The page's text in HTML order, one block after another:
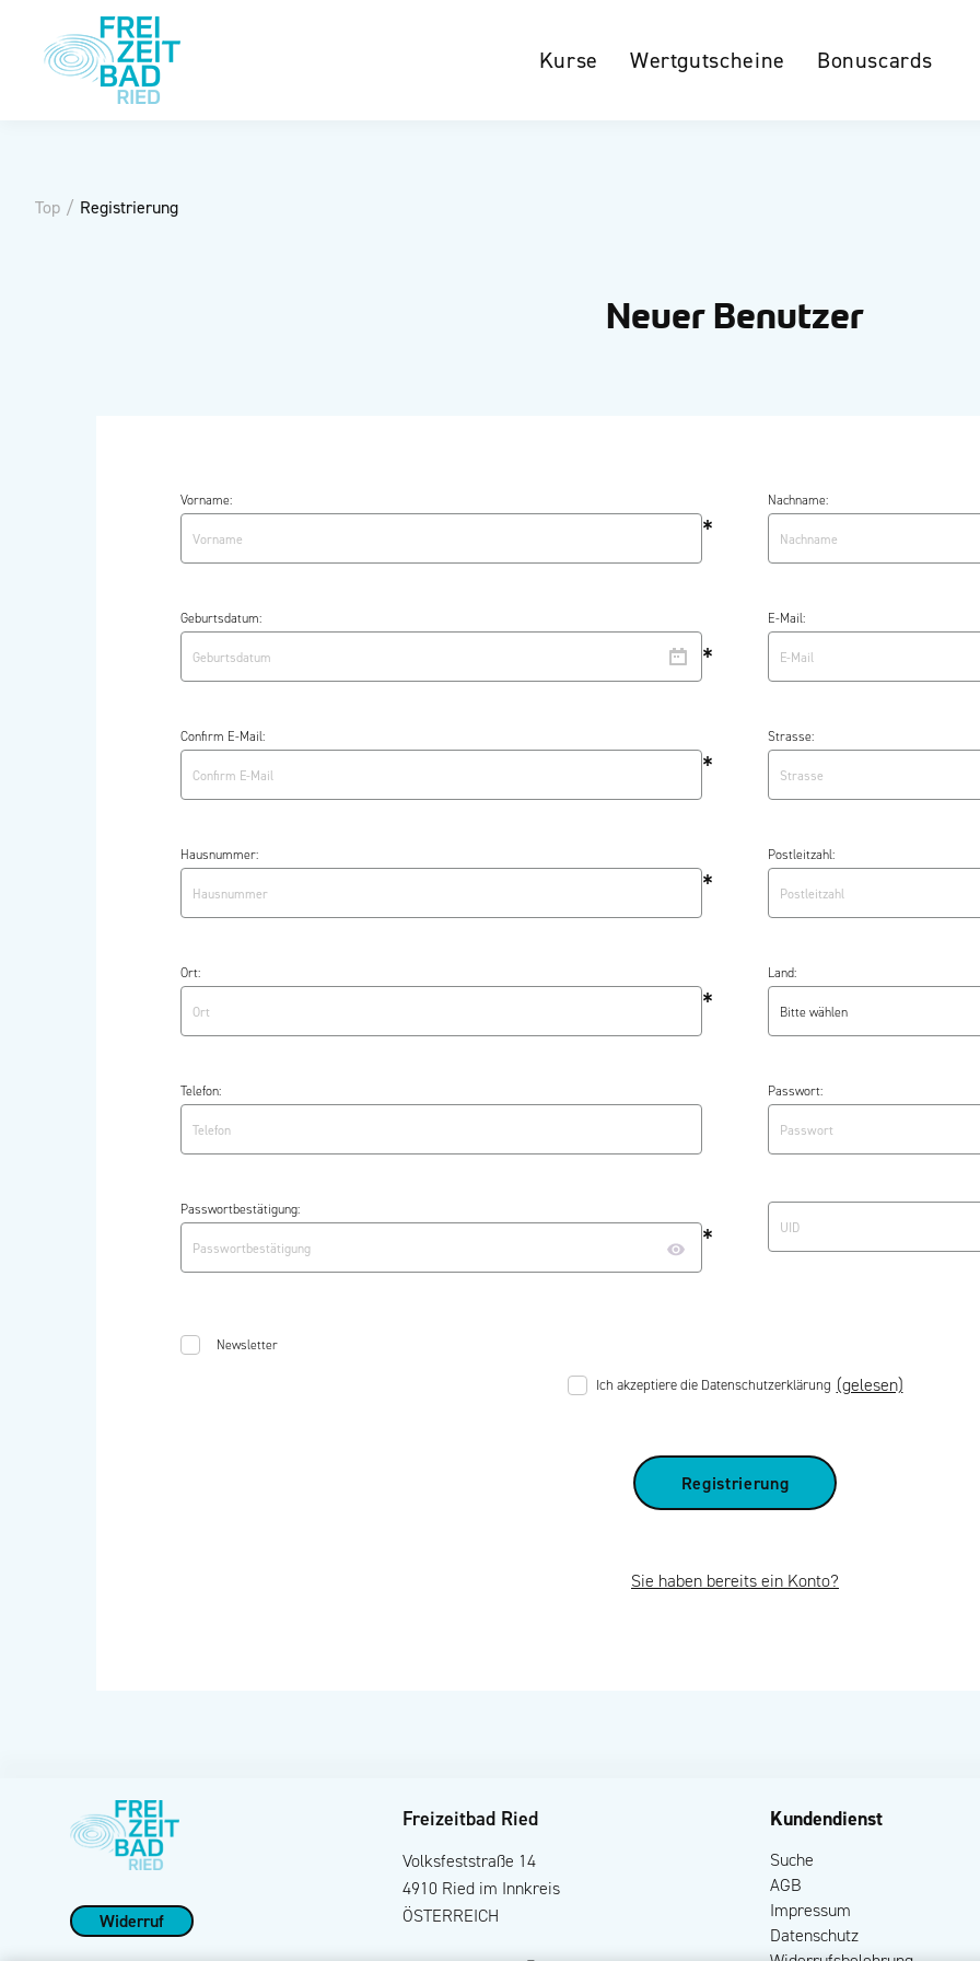
Kurse Wertgutscheine Bonuscards
Top / Registrierung
Neuer Benutzer
Vorname:
*
Nachname:
Geburtsdatum:
*
E-Mail:
Confirm E-Mail:
*
Strasse:
Hausnummer:
*
Postleitzahl:
Ort:
*
Land:
Bitte wählen
Telefon: Passwort:
Passwortbestätigung:
*
Newsletter
Ich akzeptiere die Datenschutzerklärung (gelesen)
Sie haben bereits ein Konto?
Widerruf
Freizeitbad Ried
Volksfeststraße 14
4910 Ried im Innkreis
ÖSTERREICH
Kundendienst
Suche
AGB
Impressum
Datenschutz